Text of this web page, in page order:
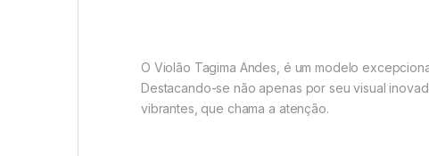
O Violão Tagima Andes, é um modelo
Destacando-se não apenas por seu visual
vibrantes, que chama a atenção.